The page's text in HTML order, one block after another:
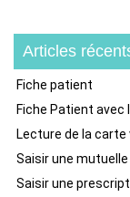
Articles
Fiche patient
Fiche Patient avec
Lecture de la
Saisir une mutuelle
Saisir une